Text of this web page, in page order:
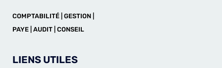
COMPTABILITÉ | GESTION |
PAYE | AUDIT | CONSEIL
LIENS UTILES